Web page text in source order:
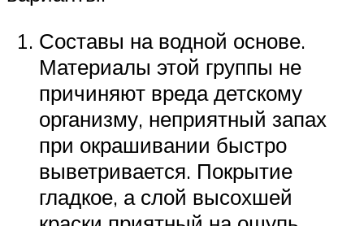
Составы на водной основе.
Материалы этой группы не
причиняют вреда детскому
организму, неприятный запах
при окрашивании быстро
выветривается. Покрытие
гладкое, а слой высохшей